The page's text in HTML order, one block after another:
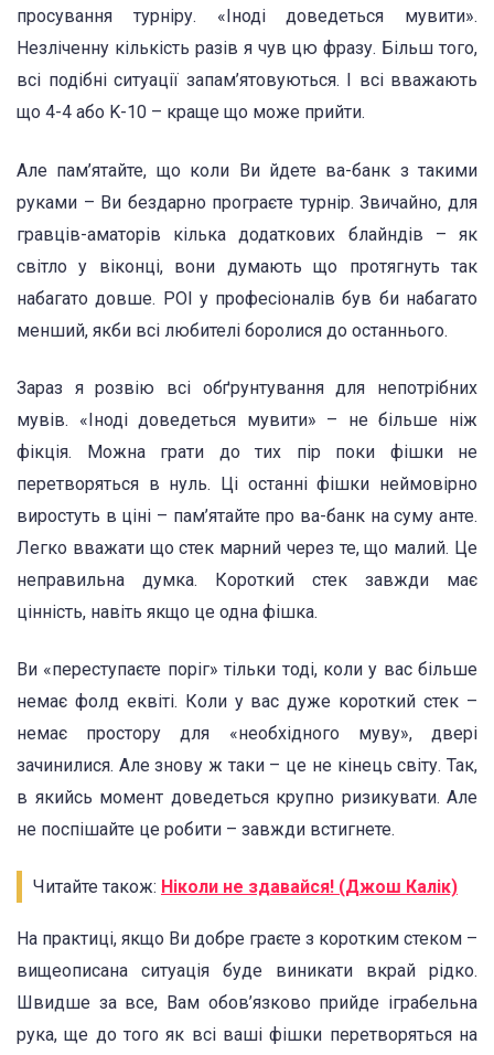
просування турніру. «Іноді доведеться мувити».
Незліченну кількість разів я чув цю фразу. Більш того,
всі подібні ситуації запам’ятовуються. І всі вважають
що 4-4 або K-10 – краще що може прийти.
Але пам’ятайте, що коли Ви йдете ва-банк з такими
руками – Ви бездарно програєте турнір. Звичайно, для
гравців-аматорів кілька додаткових блайндів – як
світло у віконці, вони думають що протягнуть так
набагато довше. РОІ у професіоналів був би набагато
менший, якби всі любителі боролися до останнього.
Зараз я розвію всі обґрунтування для непотрібних
мувів. «Іноді доведеться мувити» – не більше ніж
фікція. Можна грати до тих пір поки фішки не
перетворяться в нуль. Ці останні фішки неймовірно
виростуть в ціні – пам’ятайте про ва-банк на суму анте.
Легко вважати що стек марний через те, що малий. Це
неправильна думка. Короткий стек завжди має
цінність, навіть якщо це одна фішка.
Ви «переступаєте поріг» тільки тоді, коли у вас більше
немає фолд еквіті. Коли у вас дуже короткий стек –
немає простору для «необхідного муву», двері
зачинилися. Але знову ж таки – це не кінець світу. Так,
в якийсь момент доведеться крупно ризикувати. Але
не поспішайте це робити – завжди встигнете.
Читайте також: Ніколи не здавайся! (Джош Калік)
На практиці, якщо Ви добре граєте з коротким стеком –
вищеописана ситуація буде виникати вкрай рідко.
Швидше за все, Вам обов’язково прийде іграбельна
рука, ще до того як всі ваші фішки перетворяться на